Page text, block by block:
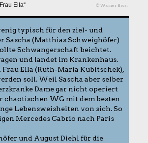
Ella“ © Warner Bros.
typisch für den ziel- und
Sascha (Matthias Schweighöfer)
Schwangerschaft beichtet.
und landet im Krankenhaus.
Ella (Ruth-Maria Kubitschek),
soll. Weil Sascha aber selber
Dame gar nicht operiert
chaotischen WG mit dem besten
Lebensweisheiten von sich. So
Mercedes Cabrio nach Paris
und August Diehl für die